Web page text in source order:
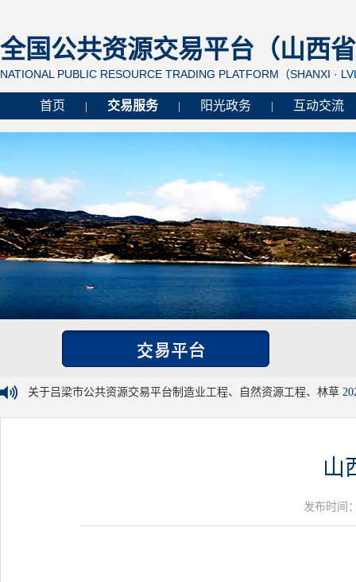
全国公共资源交易平台（山西
NATIONAL PUBLIC RESOURCE TRADING PLATFORM（SHANXI ·
首页 交易服务 阳光政务 互动交流
关于吕梁市公共资源交易平台制造业工程、自然资源工程、林草
山
发布时间